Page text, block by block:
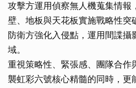
攻擊方運用偵察無人機蒐集情報
壁、地板與天花板實施戰略性突
防衛方強化入侵點，運用間諜攝
域。
重視策略性、緊張感、團隊合作
襲虹彩六號核心精髓的同時，更